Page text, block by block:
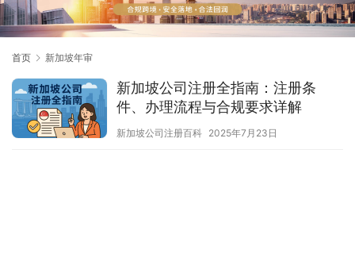
首页 新加坡年审
新加坡公司注册全指南：注册条
件、办理流程与合规要求详解
新加坡公司注册百科 2025年7月23日